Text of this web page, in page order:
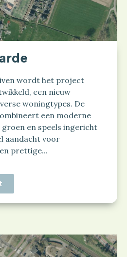
wordt het project
een nieuw
woningtypes. De
een moderne
en speels ingericht
aandacht voor
prettige...